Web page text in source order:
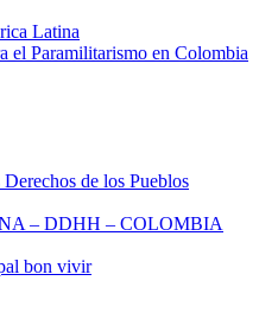
Latina
el Paramilitarismo en Colombia
de los Pueblos
– DDHH – COLOMBIA
bon vivir